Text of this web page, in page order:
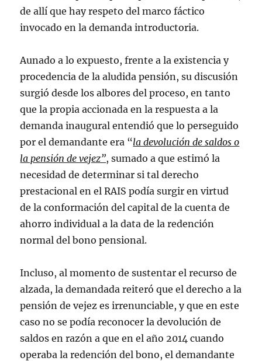
de allí que hay respeto del marco fáctico
invocado en la demanda introductoria.
Aunado a lo expuesto, frente a la existencia y
procedencia de la aludida pensión, su discusión
surgió desde los albores del proceso, en tanto
que la propia accionada en la respuesta a la
demanda inaugural entendió que lo perseguido
por el demandante era “la devolución de saldos o
la pensión de vejez”, sumado a que estimó la
necesidad de determinar si tal derecho
prestacional en el RAIS podía surgir en virtud
de la conformación del capital de la cuenta de
ahorro individual a la data de la redención
normal del bono pensional.
Incluso, al momento de sustentar el recurso de
alzada, la demandada reiteró que el derecho a la
pensión de vejez es irrenunciable, y que en este
caso no se podía reconocer la devolución de
saldos en razón a que en el año 2014 cuando
operaba la redención del bono, el demandante